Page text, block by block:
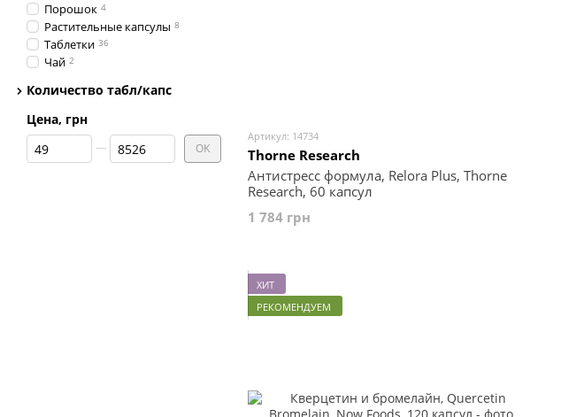
Артикул: 14734
Thorne Research
Антистресс формула, Relora Plus, Thorne
Research, 60 капсул
1 784 грн
ХИТ
РЕКОМЕНДУЕМ
Порошок 4
Растительные капсулы 8
Таблетки 36
Чай 2
Количество табл/капс
Цена, грн
От Цена, грн
До Цена, грн OK